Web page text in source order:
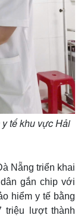
tế khu vực Hải
Nẵng triển khai
gắn chip với
hiểm y tế bằng
triệu lượt thành